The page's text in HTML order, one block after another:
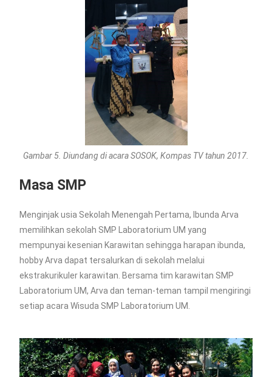
Gambar 5. Diundang di acara SOSOK, Kompas TV tahun 2017.
Masa SMP
Menginjak usia Sekolah Menengah Pertama, Ibunda Arva
memilihkan sekolah SMP Laboratorium UM yang
mempunyai kesenian Karawitan sehingga harapan ibunda,
hobby Arva dapat tersalurkan di sekolah melalui
ekstrakurikuler karawitan. Bersama tim karawitan SMP
Laboratorium UM, Arva dan teman-teman tampil mengiringi
setiap acara Wisuda SMP Laboratorium UM.